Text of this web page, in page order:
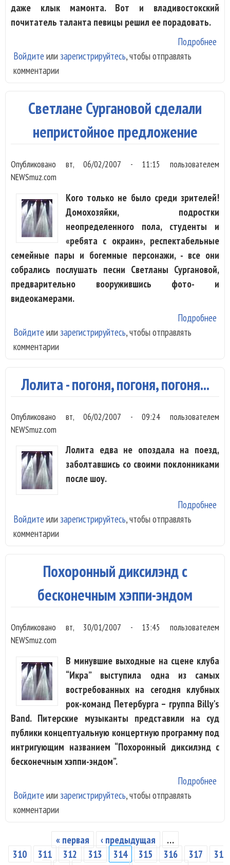
даже клык мамонта. Вот и владивостокский
почитатель таланта певицы решил ее порадовать.
Подробнее
Войдите или зарегистрируйтесь, чтобы отправлять
комментарии
Светлане Сургановой сделали
непристойное предложение
Опубликовано вт, 06/02/2007 - 11:15
пользователем
NEWSmuz.com
Кого только не было среди зрителей!
Домохозяйки, подростки
неопределенного пола, студенты и
«ребята с окраин», респектабельные
семейные пары и богемные персонажи, - все они
собрались послушать песни Светланы Сургановой,
предварительно вооружившись фото- и
видеокамерами.
Подробнее
Войдите или зарегистрируйтесь, чтобы отправлять
комментарии
Лолита - погоня, погоня, погоня...
Опубликовано вт, 06/02/2007 - 09:24 пользователем
NEWSmuz.com
Лолита едва не опоздала на поезд,
заболтавшись со своими поклонниками
после шоу.
Подробнее
Войдите или зарегистрируйтесь, чтобы отправлять
комментарии
Похоронный диксилэнд с
бесконечным хэппи-эндом
Опубликовано вт, 30/01/2007 - 13:45
пользователем
NEWSmuz.com
В минувшие выходные на сцене клуба
“Икра” выступила одна из самых
востребованных на сегодня клубных
рок-команд Петербурга – группа Billy's
Band. Питерские музыканты представили на суд
публики концептуальную концертную программу под
интригующим названием “Похоронный диксилэнд с
бесконечным хэппи-эндом”.
Подробнее
Войдите или зарегистрируйтесь, чтобы отправлять
комментарии
Страницы
« первая ‹ предыдущая
…
310
311 312 313 314 315 316 317
31